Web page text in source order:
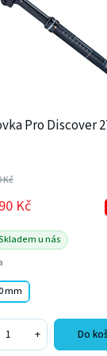
Pro Discover
Kč
Kč
u nás
mm
+ Do